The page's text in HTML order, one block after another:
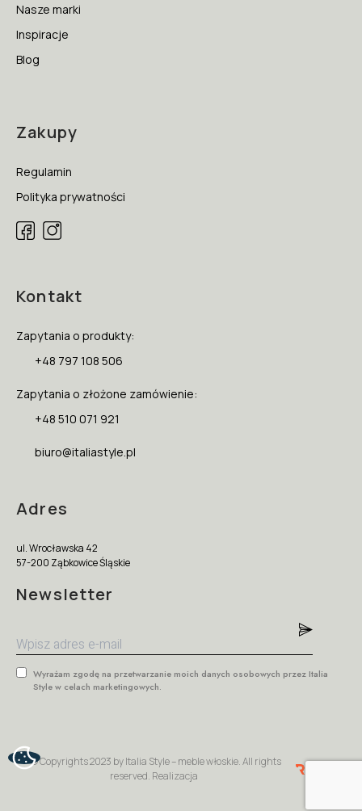
Nasze marki
Inspiracje
Blog
Zakupy
Regulamin
Polityka prywatności
Kontakt
Zapytania o produkty:
+48 797 108 506
Zapytania o złożone zamówienie:
+48 510 071 921
biuro@italiastyle.pl
Adres
ul. Wrocławska 42
57-200 Ząbkowice Śląskie
Newsletter
Wyrażam zgodę na przetwarzanie moich danych osobowych przez Italia
Style w celach marketingowych.
© Copyrights 2023 by Italia Style – meble włoskie. All rights
reserved. Realizacja